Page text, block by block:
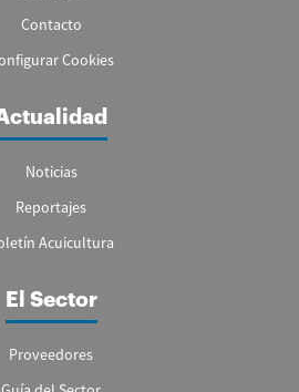
Contacto
Cookies
Noticias
Reportajes
Acuicultura
El Sector
Proveedores